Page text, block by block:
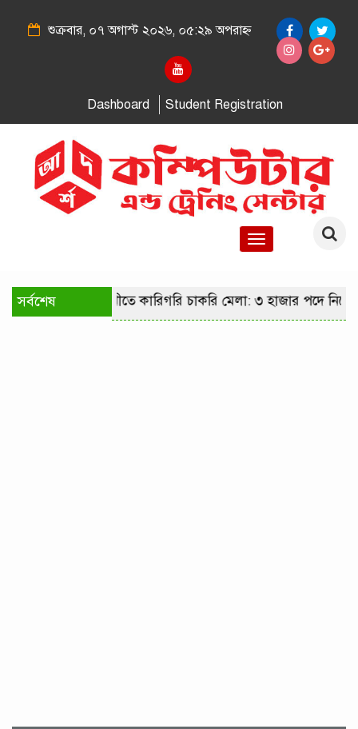
শুক্রবার, ০৭ অগাস্ট ২০২৬, ০৫:২৯ অপরাহ্ন
Dashboard Student Registration
Toggle
সর্বশেষ রাজধানীতে কারিগরি চাকরি মেলা: ৩ হাজার পদে